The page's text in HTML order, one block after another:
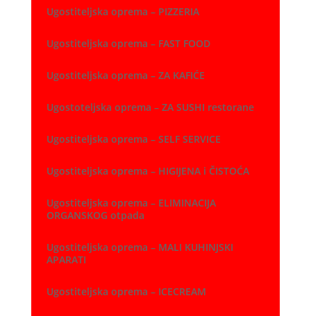
Ugostiteljska oprema – PIZZERIA
Ugostiteljska oprema – FAST FOOD
Ugostiteljska oprema – ZA KAFIĆE
Ugostoteljska oprema – ZA SUSHI restorane
Ugostiteljska oprema – SELF SERVICE
Ugostiteljska oprema – HIGIJENA i ČISTOĆA
Ugostiteljska oprema – ELIMINACIJA
ORGANSKOG otpada
Ugostiteljska oprema – MALI KUHINJSKI
APARATI
Ugostiteljska oprema – ICECREAM